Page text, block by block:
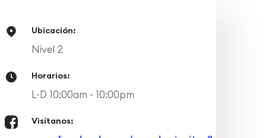
Ubicación:
Nivel 2
Horarios:
L-D 10:00am - 10:00pm
Visítanos: